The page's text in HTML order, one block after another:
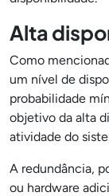
Alta
Como
um nível de
probabilidade
objetivo da alta
atividade do
A redundância,
ou hardware